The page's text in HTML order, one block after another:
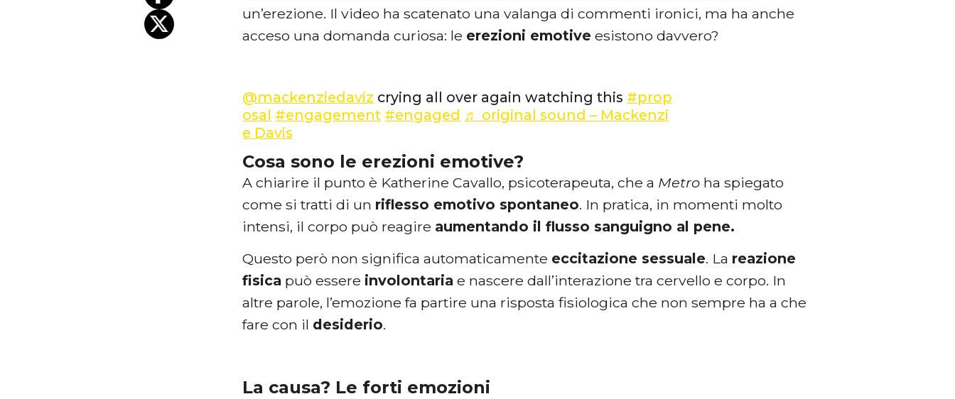
un’erezione. Il video ha scatenato una valanga di commenti ironici, ma ha anche
acceso una domanda curiosa: le erezioni emotive esistono davvero?
@mackenziedaviz crying all over again watching this #prop
osal #engagement #engaged ♬ original sound – Mackenzi
e Davis
Cosa sono le erezioni emotive?
A chiarire il punto è Katherine Cavallo, psicoterapeuta, che a Metro ha spiegato
come si tratti di un riflesso emotivo spontaneo. In pratica, in momenti molto
intensi, il corpo può reagire aumentando il flusso sanguigno al pene.
Questo però non significa automaticamente eccitazione sessuale. La reazione
fisica può essere involontaria e nascere dall’interazione tra cervello e corpo. In
altre parole, l’emozione fa partire una risposta fisiologica che non sempre ha a che
fare con il desiderio.
La causa? Le forti emozioni